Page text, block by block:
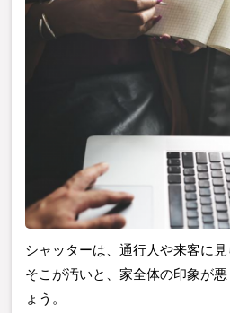
シャッターは、通行人や来客に見
そこが汚いと、家全体の印象が
ょう。